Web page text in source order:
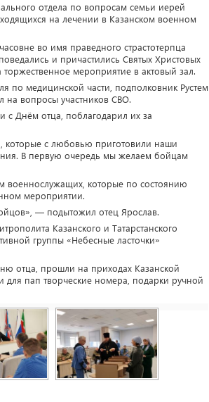
отдела по вопросам семьи иерей
на лечении в Казанском военном
во имя праведного страстотерпца
и причастились Святых Христовых
мероприятие в актовый зал.
по медицинской части, подполковник Рустем
на вопросы участников СВО.
с Днём отца, поблагодарил их за
с любовью приготовили наши
В первую очередь мы желаем бойцам
военнослужащих, которые по состоянию
мероприятии.
— подытожил отец Ярослав.
Казанского и Татарстанского
группы «Небесные ласточки»
отца, прошли на приходах Казанской
для пап творческие номера, подарки ручной